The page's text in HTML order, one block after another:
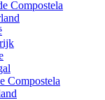
Compostela
Compostela